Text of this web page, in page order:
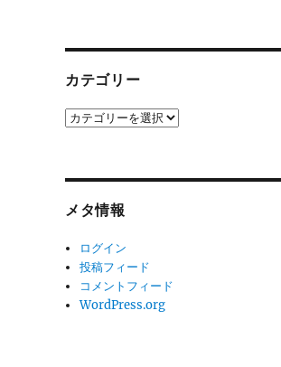
カテゴリー
カ
メタ情報
ログイン
投稿フィード
コメントフィード
WordPress.org